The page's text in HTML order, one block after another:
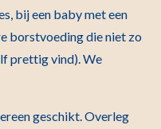
bij een baby met een
borstvoeding die niet zo
prettig vind). We
geschikt. Overleg